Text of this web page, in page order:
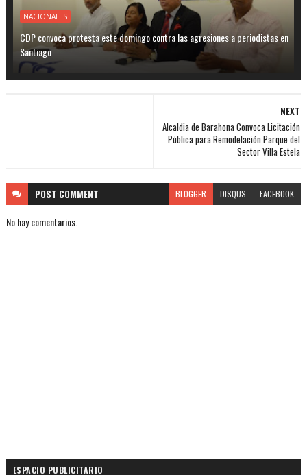
NACIONALES
CDP convoca protesta este domingo contra las agresiones a periodistas en
Santiago
NEXT
Alcaldia de Barahona Convoca Licitación
Pública para Remodelación Parque del
Sector Villa Estela
POST COMMENT BLOGGER DISQUS FACEBOOK
No hay comentarios.
ESPACIO PUBLICITARIO